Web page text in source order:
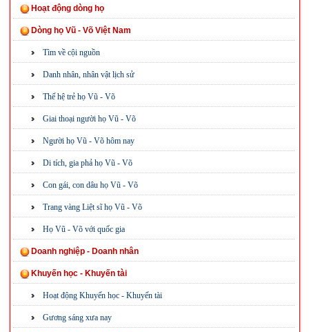
Hoạt động dòng họ
Dòng họ Vũ - Võ Việt Nam
Tìm về cội nguồn
Danh nhân, nhân vật lịch sử
Thế hệ trẻ họ Vũ - Võ
Giai thoại người họ Vũ - Võ
Người họ Vũ - Võ hôm nay
Di tích, gia phả họ Vũ - Võ
Con gái, con dâu họ Vũ - Võ
Trang vàng Liệt sĩ họ Vũ - Võ
Họ Vũ - Võ với quốc gia
Doanh nghiệp - Doanh nhân
Khuyến học - Khuyến tài
Hoạt động Khuyến học - Khuyến tài
Gương sáng xưa nay